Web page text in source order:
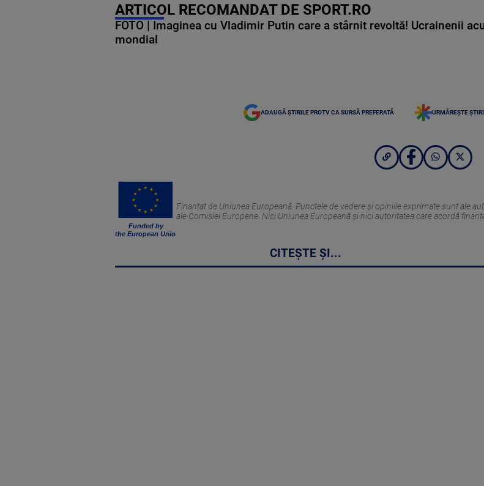
ARTICOL RECOMANDAT DE SPORT.RO
FOTO | Imaginea cu Vladimir Putin care a stârnit revoltă! Ucrainenii
mondial
ADAUGĂ ȘTIRILE PROTV CA SURSĂ PREFERATĂ URMĂREȘTE
Funded by
the European Union
Finanțat de Uniunea Europeană. Punctele de vedere și opiniile exprimate sunt ale
ale Comisiei Europene. Nici Uniunea Europeană și nici autoritatea care acordă
CITEȘTE ȘI...